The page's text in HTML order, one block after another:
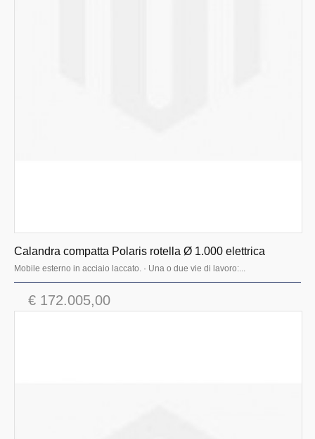
Calandra compatta Polaris rotella Ø 1.000 elettrica
Mobile esterno in acciaio laccato. · Una o due vie di lavoro:...
€ 172.005,00